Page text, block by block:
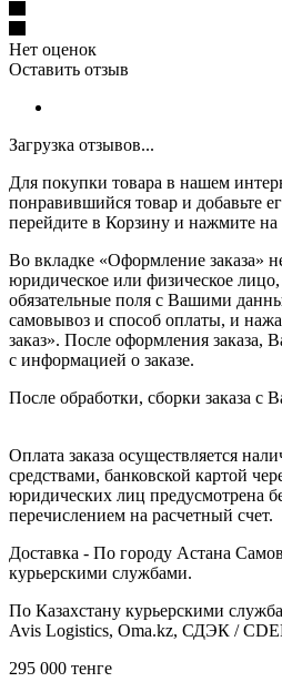
Нет оценок
Оставить отзыв
Загрузка отзывов...
Для покупки товара в нашем
понравившийся товар и добавьте
перейдите в Корзину и нажмите на
Во вкладке «Оформление заказа»
юридическое или физическое лицо,
обязательные поля с Вашими
самовывоз и способ оплаты, и
заказ». После оформления заказа,
с информацией о заказе.
После обработки, сборки заказа с
Оплата заказа осуществляется
средствами, банковской картой
юридических лиц предусмотрена
перечислением на расчетный счет.
Доставка - По городу Астана
курьерскими службами.
По Казахстану курьерскими
Avis Logistics, Oma.kz, СДЭК /
295 000 тенге